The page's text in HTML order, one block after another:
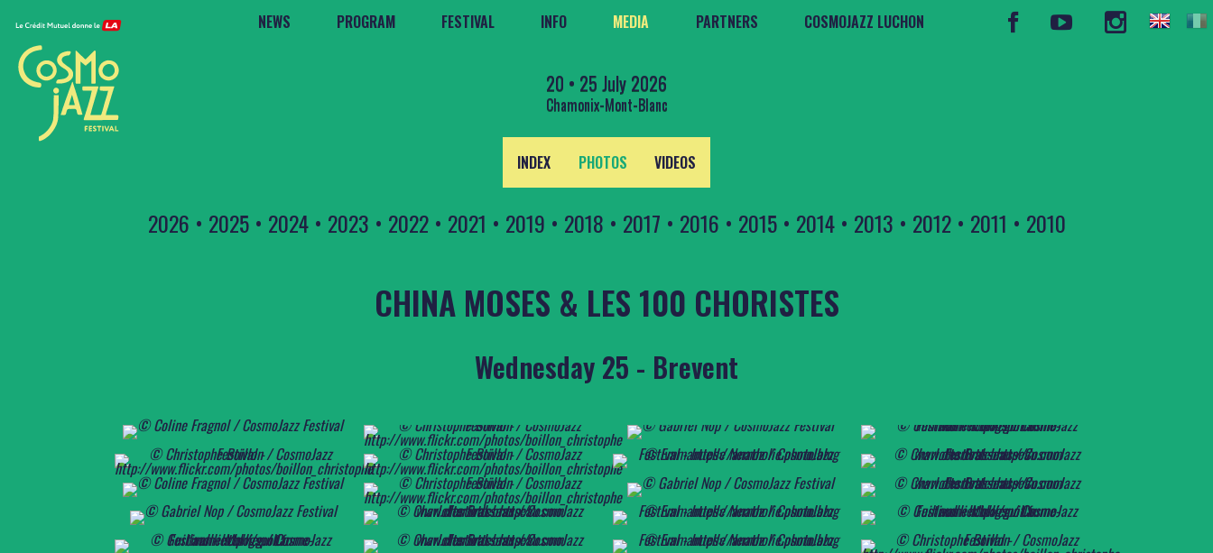
NEWS PROGRAM FESTIVAL INFO MEDIA PARTNERS COSMOJAZZ LUCHON
20 • 25 July 2026
Chamonix-Mont-Blanc
INDEX PHOTOS VIDEOS
2026 • 2025• 2024• 2023 • 2022• 2021 • 2019 • 2018 • 2017 • 2016 • 2015• 2014• 2013 • 2012• 2011 • 2010
CHINA MOSES & LES 100 CHORISTES
Wednesday 25 - Brevent